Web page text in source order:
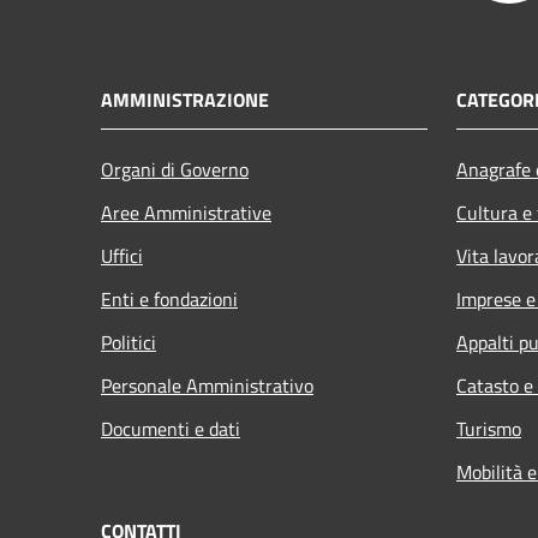
AMMINISTRAZIONE
Organi di Governo
Aree Amministrative
Uffici
Enti e fondazioni
Politici
Personale Amministrativo
Documenti e dati
Cultura
Vita
Imprese
Appalti
Catasto
Turismo
Mobilità
CONTATTI